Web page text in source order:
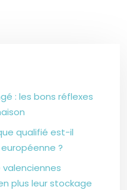
: les bons réflexes
qualifié est-il
?
plus leur stockage